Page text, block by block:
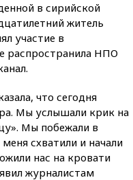
в сирийской
житель
участие в
распространила НПО
что сегодня
Мы услышали крик на
Мы побежали в
схватили и начали
нас на кровати
журналистам